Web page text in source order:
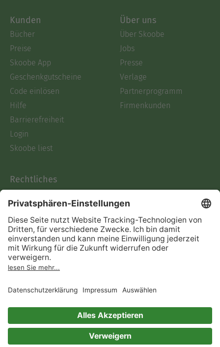
Kunden
Bücher
Preise
Skoobe App
Geschenkgutscheine
Code einlösen
Hilfe
Barrierefreiheit
Login
Skoobe liest
Über uns
Über Skoobe
Jobs
Presse
Verlage
Partnerprogramm
Firmenkunden
Rechtliches
AGB
Informationen nach Data
Act
Verträge hier kündigen
Impressum
Immer ein gutes Buch